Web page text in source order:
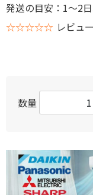
発送の目安：1～2
☆☆☆☆☆ レビュ
数量